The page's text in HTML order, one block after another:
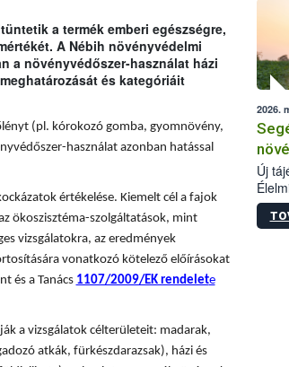
a termék emberi egészségre,
A Nébih növényvédelmi
a növényvédőszer-használat házi
és kategóriáit
(pl. kórokozó gomba, gyomnövény,
használat azonban hatással
értékelése. Kiemelt cél a fajok
ökoszisztéma-szolgáltatások, mint
vizsgálatokra, az eredmények
vonatkozó kötelező előírásokat
és a Tanács 1107/2009/EK rendelete
a vizsgálatok célterületeit: madarak,
atkák, fürkészdarazsak), házi és
kis
2026.
Új